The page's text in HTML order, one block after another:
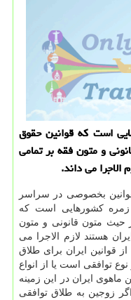
است كه قوانین حقوق
و متون فقه بر تمامی
الاجرا می داند.
بخصوصی در سراسر
زمره کشورهایی است که
حیث متون قانونی و متون
هستند لازم الاجرا می
از قوانین ایران برای طلاق
توافقی است یا از انواع
ایران در این زمینه
زوجین به طلاق توافقی